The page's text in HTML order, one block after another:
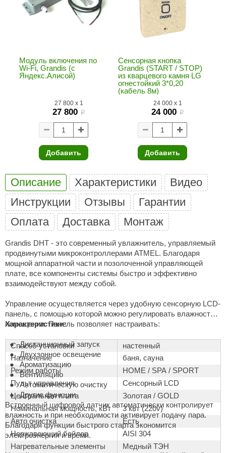
Woods
Light
SAUNA
Модуль включения по
Wi-Fi, Grandis (с
Яндекс.Алисой)
27 800x 1
27 800 i
Добавить
Сенсорная кнопка
Grandis (START / STOP)
из кварцевого камня LG
огнестойкий 3*0,20
(кабель 8м)
24 000x 1
24 000 i
Добавить
Описание Характеристики
Видео
Инструкции
Отзывы
Гарантии
Оплата
Доставка Монтаж
Grandis DHT - это современный увлажнитель, управляемый
продвинутыми микроконтроллерами ATMEL. Благодаря
мощной аппаратной части и позолоченной управляющей
плате, все компоненты системы быстро и эффективно
взаимодействуют между собой.
Управление осуществляется через удобную сенсорную LCD-
панель, с помощью которой можно регулировать влажность в
помещении. Панель позволяет настраивать:
Дистанционный запуск
Двухзонное освещение
Ароматизацию
Вентиляцию
Автоматическую очистку
Другие функции
Встроенный цифровой датчик автоматически контролирует
влажность и при необходимости активирует подачу пара.
Благодаря функции быстрого старта экономится
электроэнергия и время.
Характеристики:
Способ установки
настенный
Назначение
баня, сауна
Режим работы
HOME / SPA / SPORT
Пульт управления
Сенсорный LCD
Центральная плата
Золотая / GOLD
Номинальная мощность, кВт
3 квт (220v)
Авто очистка
Есть
Нержавеющий бойлер
AISI 304
Нагревательные элементы
Медный ТЭН